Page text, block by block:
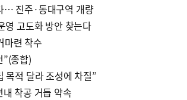
… 진주·동대구역 개량
영 고도화 방안 찾는다
마련 착수
종합)
목적 달라 조성에 차질”
착공 거듭 약속